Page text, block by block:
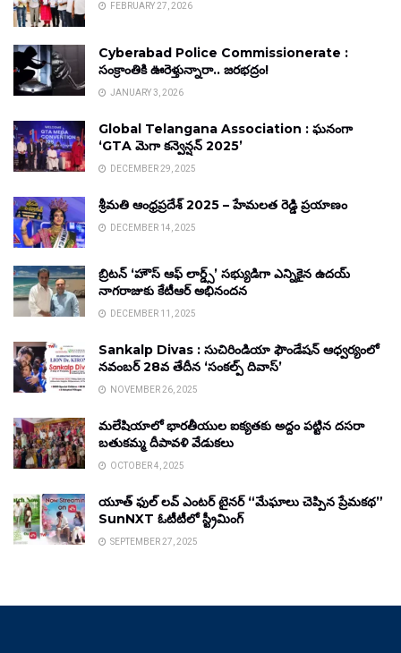
FEBRUARY 27, 2026
Cyberabad Police Commissionerate :
సంక్రాంతికి ఊరెళ్తున్నారా.. జరభద్రం!
JANUARY 3, 2026
Global Telangana Association : ఘనంగా
‘GTA మెగా కన్వెన్షన్ 2025’
DECEMBER 29, 2025
శ్రీమతి ఆంధ్రప్రదేశ్ 2025 – హేమలత రెడ్డి ప్రయాణం
DECEMBER 14, 2025
బ్రిటన్ ‘హౌస్ ఆఫ్ లార్డ్స్’ సభ్యుడిగా ఎన్నికైన ఉదయ్
నాగరాజుకు కేటీఆర్ అభినందన
DECEMBER 11, 2025
Sankalp Divas : సుచిరిండియా ఫౌండేషన్ ఆధ్వర్యంలో
నవంబర్ 28వ తేదీన ‘సంకల్ప్ దివాస్’
NOVEMBER 26, 2025
మలేషియాలో భారతీయుల ఐక్యతకు అద్దం పట్టిన దసరా
బతుకమ్మ దీపావళి వేడుకలు
OCTOBER 4, 2025
యూత్ ఫుల్ లవ్ ఎంటర్ టైనర్ “మేఘాలు చెప్పిన ప్రేమకథ”
SunNXT ఓటీటీలో స్ట్రీమింగ్
SEPTEMBER 27, 2025